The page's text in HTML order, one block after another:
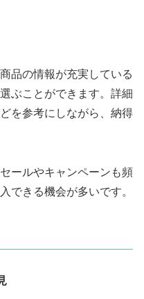
品の情報が充実している
ぶことができます。詳細
を参考にしながら、納得
ールやキャンペーンも頻
できる機会が多いです。